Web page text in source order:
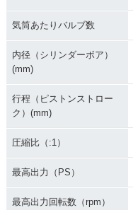
気筒あたりバルブ数
内径（シリンダーボア）
(mm)
行程（ピストンストロー
ク）(mm)
圧縮比（:1）
最高出力（PS）
最高出力回転数（rpm）